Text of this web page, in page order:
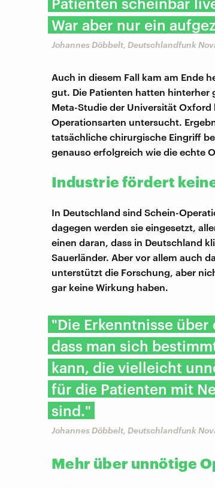
War aber nur ein
Johannes Döbbelt, Deutschlandfunk
Auch in diesem Fall kam am Ende
gut. Die Patienten hatten hinterher
Meta-Studie der Universität
Operationsarten untersucht.
tatsächliche chirurgische Eingriff
genauso erfolgreich wie die echte
Industrie fördert
In Deutschland sind Schein-
dagegen werden sie eingesetzt,
einen daran, dass in Deutschland
Sauerländer. Aber vor allem auch
unterstützt die Forschung, aber
gar keine Wirkung haben.
"Die Erkenntnisse
dass man sich
kann, die vielleicht
für die Patienten mit
sind."
Johannes Döbbelt, Deutschlandfunk
Mehr über unnötige